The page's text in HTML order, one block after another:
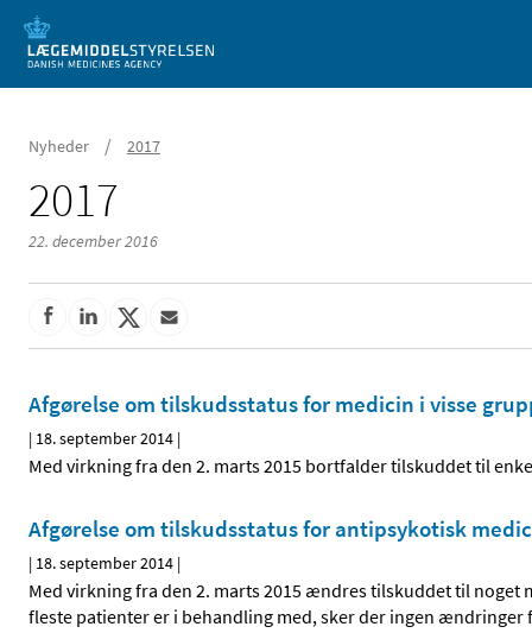
Mobil visning
Nyheder / 2017
2017
22. december 2016
Afgørelse om tilskudsstatus for medicin i visse
| 18. september 2014 |
Med virkning fra den 2. marts 2015 bortfalder tilskuddet til
Afgørelse om tilskudsstatus for antipsykotisk
| 18. september 2014 |
Med virkning fra den 2. marts 2015 ændres tilskuddet til
fleste patienter er i behandling med, sker der ingen ændringer